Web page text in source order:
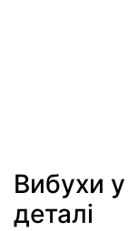
Вибухи
деталі